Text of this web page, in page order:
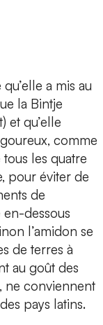
a mis au
la Bintje
et qu’elle
comme
les quatre
pour éviter de
de
dessous
l’amidon se
de terres à
au goût des
ne conviennent
pays latins.